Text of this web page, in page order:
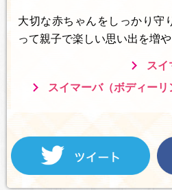
大切な赤ちゃんをしっかり守
って親子で楽しい思い出を増
スイ
スイマーバ（ボディー